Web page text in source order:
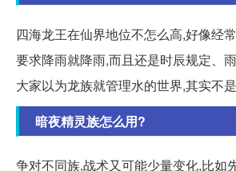
四海龙王在仙界地位不怎么高,好像经
要求降雨就降雨,而且还是时辰规定、
大家以为龙族就管理水的世界,其实不是
暗夜精灵族怎么用?
争对不同族,战术又可能少量变化,比如